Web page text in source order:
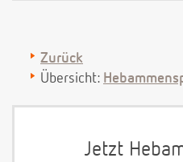
Zurück
Übersicht:
Jetzt